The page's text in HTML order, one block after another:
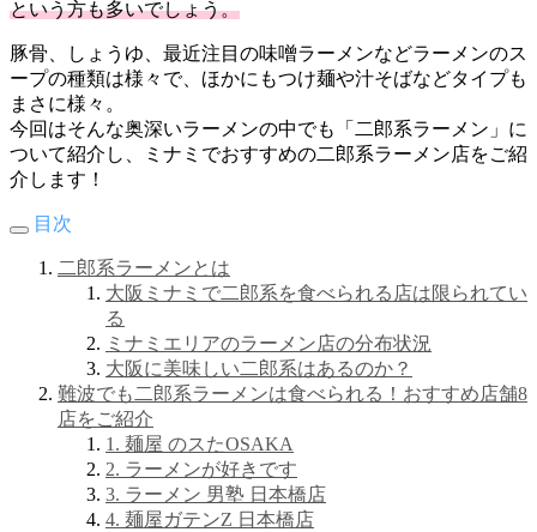
という方も多いでしょう。
豚骨、しょうゆ、最近注目の味噌ラーメンなどラーメンのス
ープの種類は様々で、ほかにもつけ麺や汁そばなどタイプも
まさに様々。
今回はそんな奥深いラーメンの中でも「二郎系ラーメン」に
ついて紹介し、ミナミでおすすめの二郎系ラーメン店をご紹
介します！
目次
二郎系ラーメンとは
大阪ミナミで二郎系を食べられる店は限られてい
る
ミナミエリアのラーメン店の分布状況
大阪に美味しい二郎系はあるのか？
難波でも二郎系ラーメンは食べられる！おすすめ店舗8
店をご紹介
1. 麺屋 のスたOSAKA
2. ラーメンが好きです
3. ラーメン 男塾 日本橋店
4. 麺屋ガテンZ 日本橋店